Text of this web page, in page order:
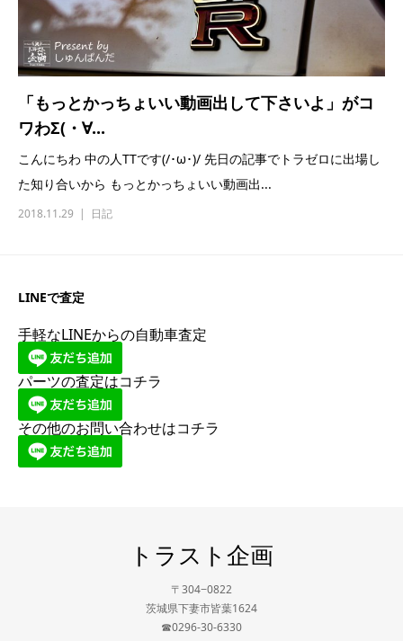
「もっとかっちょいい動画出して下さいよ」がコ
ワわΣ(・∀...
こんにちわ 中の人TTです(/･ω･)/ 先日の記事でトラゼロに出場し
た知り合いから もっとかっちょいい動画出...
2018.11.29 日記
LINEで査定
手軽なLINEからの自動車査定
パーツの査定はコチラ
その他のお問い合わせはコチラ
トラスト企画
〒304−0822
茨城県下妻市皆葉1624
☎0296-30-6330